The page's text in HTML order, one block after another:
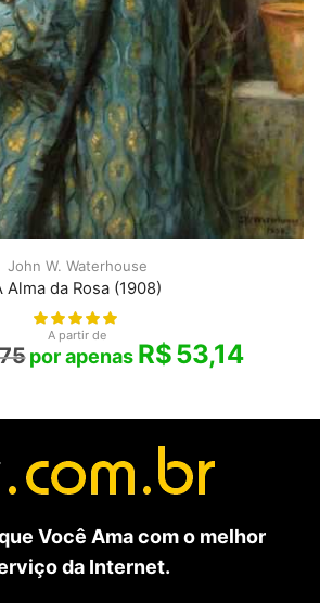
John W. Waterhouse
Alma da Rosa (1908)
A partir de
R$53,14
Você Ama com o melhor
da Internet.